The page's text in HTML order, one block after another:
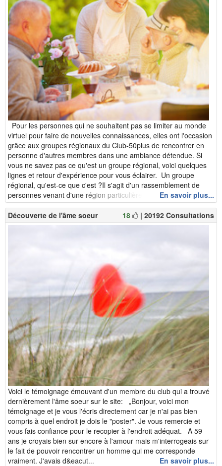
Pour les personnes qui ne souhaitent pas se limiter au monde
virtuel pour faire de nouvelles connaissances, elles ont l'occasion
grâce aux groupes régionaux du Club-50plus de rencontrer en
personne d'autres membres dans une ambiance détendue. Si
vous ne savez pas ce qu'est un groupe régional, voici quelques
lignes et retour d'expérience pour vous éclairer. Un groupe
régional, qu'est-ce que c'est ?Il s'agit d'un rassemblement de
personnes venant d'une région particulière qui ...En savoir plus...
Découverte de l'âme soeur 18 | 20192 Consultations
Voici le témoignage émouvant d'un membre du club qui a trouvé
dernièrement l'âme soeur sur le site: „Bonjour, voici mon
témoignage et je vous l'écris directement car je n'ai pas bien
compris à quel endroit je dois le "poster". Je vous remercie et
vous fais confiance pour le recopier à l'endroit adéquat. A 59
ans je croyais bien sur encore à l'amour mais m'interrogeais sur
le fait de pouvoir rencontrer un homme qui me corresponde
vraiment. J'avais d&eacut...
En savoir plus...